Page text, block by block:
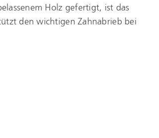
Holz gefertigt, ist das
den wichtigen Zahnabrieb bei